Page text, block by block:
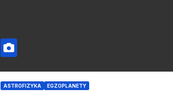
ASTROFIZYKA EGZOPLANETY